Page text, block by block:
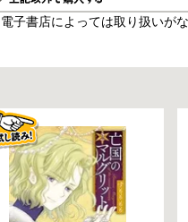
子書店によっては取り扱いが